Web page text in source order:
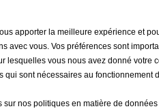
apporter la meilleure expérience et
avec vous. Vos préférences sont
lesquelles vous nous avez donné votre
sont nécessaires au fonctionnement
sur nos politiques en matière de